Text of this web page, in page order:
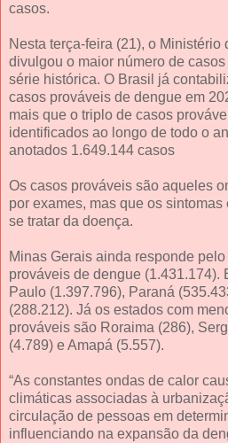
casos.
Nesta terça-feira (21), o Ministério
divulgou o maior número de
série histórica. O Brasil já
casos prováveis de dengue em
mais que o triplo de casos
identificados ao longo de todo o
anotados 1.649.144 casos
Os casos prováveis são aqueles
por exames, mas que os
se tratar da doença.
Minas Gerais ainda responde
prováveis de dengue (1.431.174).
Paulo (1.397.796), Paraná
(288.212). Já os estados com
prováveis são Roraima (286),
(4.789) e Amapá (5.557).
“As constantes ondas de calor
climáticas associadas à
circulação de pessoas em
influenciando na expansão da